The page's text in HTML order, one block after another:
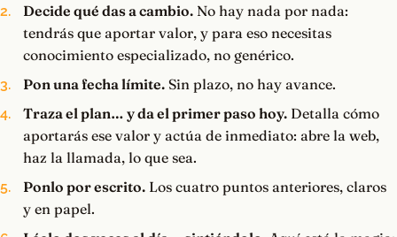
Decide qué das a cambio.No hay nada por nada:
tendrás que aportar valor, y para eso necesitas
conocimiento especializado, no genérico.
Pon una fecha límite.Sin plazo, no hay avance.
Traza el plan… y da el primer paso hoy.Detalla cómo
aportarás ese valor y actúa de inmediato: abre la web,
haz la llamada, lo que sea.
Ponlo por escrito.Los cuatro puntos anteriores, claros
y en papel.